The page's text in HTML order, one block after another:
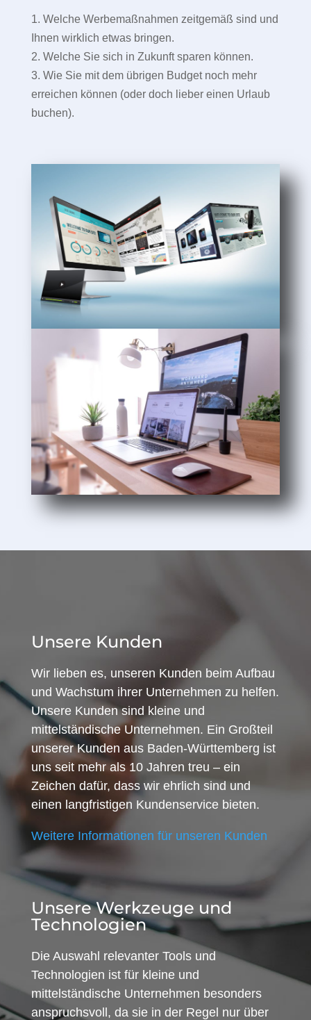
1. Welche Werbemaßnahmen zeitgemäß sind und
Ihnen wirklich etwas bringen.
2. Welche Sie sich in Zukunft sparen können.
3. Wie Sie mit dem übrigen Budget noch mehr
erreichen können (oder doch lieber einen Urlaub
buchen).
Unsere Kunden
Wir lieben es, unseren Kunden beim Aufbau
und Wachstum ihrer Unternehmen zu helfen.
Unsere Kunden sind kleine und
mittelständische Unternehmen. Ein Großteil
unserer Kunden aus Baden-Württemberg ist
uns seit mehr als 10 Jahren treu – ein
Zeichen dafür, dass wir ehrlich sind und
einen langfristigen Kundenservice bieten.
Weitere Informationen für unseren Kunden
Unsere Werkzeuge und
Technologien
Die Auswahl relevanter Tools und
Technologien ist für kleine und
mittelständische Unternehmen besonders
anspruchsvoll, da sie in der Regel nur über